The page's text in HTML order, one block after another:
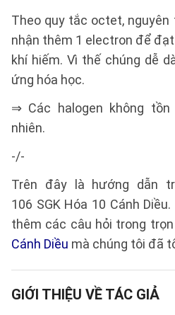
Theo quy tắc octet,
nhận thêm 1 electron để
khí hiếm. Vì thế chúng dễ
ứng hóa học.
⇒ Các halogen không
nhiên.
-/-
Trên đây là hướng dẫn
106 SGK Hóa 10 Cánh
thêm các câu hỏi trong
Cánh Diều mà chúng tôi đã
GIỚI THIỆU VỀ TÁC GIẢ